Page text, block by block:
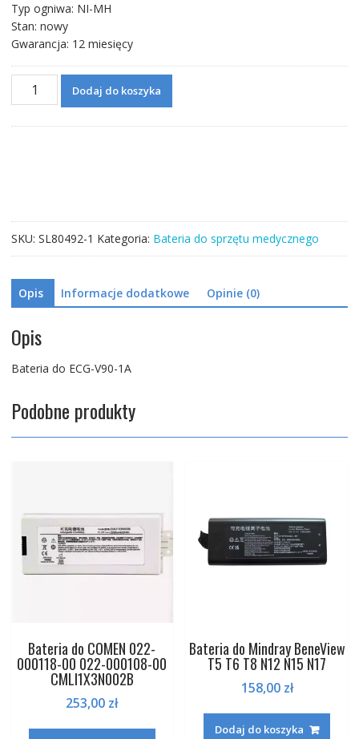
Typ ogniwa: NI-MH
Stan: nowy
Gwarancja: 12 miesięcy
ilość
Bateria
Dodaj do koszyka
SKU: SL80492-1 Kategoria: Bateria do sprzętu medycznego
Opis Informacje dodatkowe Opinie (0)
Opis
Bateria do ECG-V90-1A
Podobne produkty
Bateria do COMEN 022-
000118-00 022-000108-00
CMLI1X3N002B
253,00 zł
Bateria do Mindray BeneView
T5 T6 T8 N12 N15 N17
158,00 zł
Dodaj do koszyka